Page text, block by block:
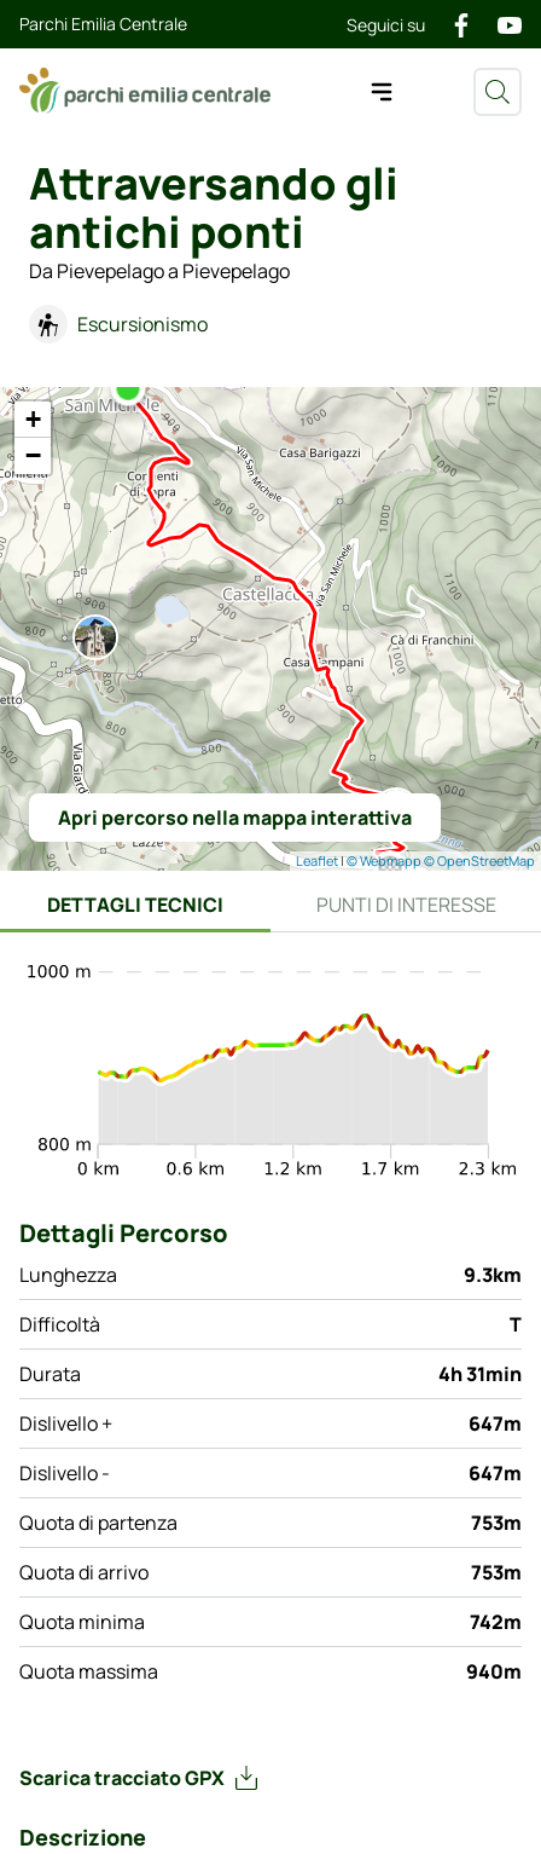
Parchi Emilia Centrale Seguici su
Attraversando gli
antichi ponti
Da Pievepelago a Pievepelago
Escursionismo
Apri percorso nella mappa interattiva
+
−
Leaflet|© Webmapp © OpenStreetMap
DETTAGLI TECNICI PUNTI DI INTERESSE
Dettagli Percorso
Lunghezza
9.3km
Difficoltà
T
Durata
4h 31min
Dislivello +
647m
Dislivello -
647m
Quota di partenza
753m
Quota di arrivo
753m
Quota minima
742m
Quota massima
940m
Scarica tracciato GPX
Descrizione